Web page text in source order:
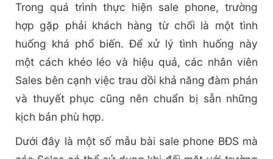
Trong quá trình thực hiện sale phone, trường
hợp gặp phải khách hàng từ chối là một tình
huống khá phổ biến. Để xử lý tình huống này
một cách khéo léo và hiệu quả, các nhân viên
Sales bên cạnh việc trau dồi khả năng đàm phán
và thuyết phục cũng nên chuẩn bị sẵn những
kịch bản phù hợp.
Dưới đây là một số mẫu bài sale phone BĐS mà